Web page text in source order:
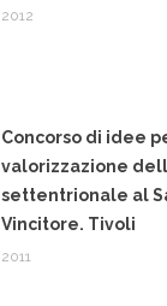
2012
Concorso di idee
valorizzazione
settentrionale al
Vincitore. Tivoli
2011